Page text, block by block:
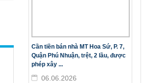
Cần tiền bán nhà MT Hoa Sứ, P. 7,
Quận Phú Nhuận, trệt, 2 lầu, được
phép xây ...
06.06.2026